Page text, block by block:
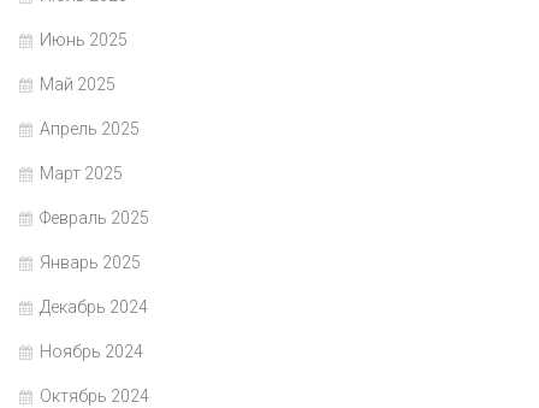
Июнь 2025
Май 2025
Апрель 2025
Март 2025
Февраль 2025
Январь 2025
Декабрь 2024
Ноябрь 2024
Октябрь 2024